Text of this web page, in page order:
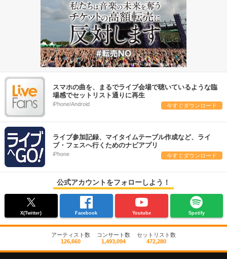
スマホの曲を、まるでライブ会場で聴いているような臨
場感でセットリスト通りに再生
iPhone/Android 今すぐダウンロード
ライブ参加記録、マイタイムテーブル作成など、ライ
ブ・フェスへ行くためのナビアプリ
iPhone 今すぐダウンロード
公式アカウントをフォローしよう！
X(Twitter) Facebook Youtube Spotify
アーティスト数
126,660
コンサート数
1,493,094
セットリスト数
472,280